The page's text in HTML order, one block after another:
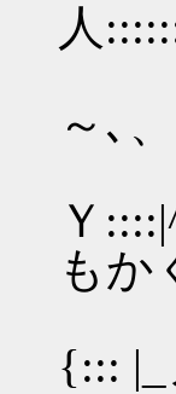
人
～､
{:/
Ｙ
もか
{:::